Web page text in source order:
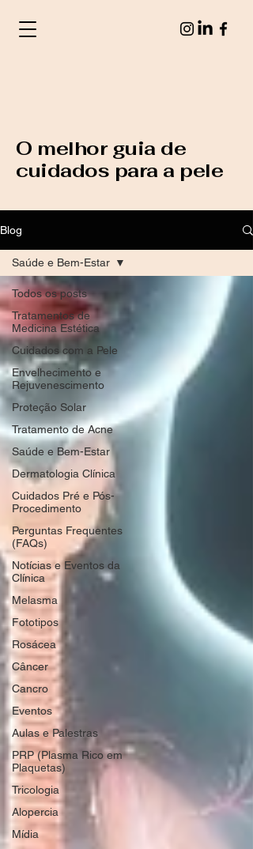
O melhor guia de
cuidados para a pele
Blog
Todos os posts
Tratamentos de
Medicina Estética
Cuidados com a Pele
Envelhecimento e
Rejuvenescimento
Proteção Solar
Tratamento de Acne
Saúde e Bem-Estar
Dermatologia Clínica
Cuidados Pré e Pós-
Procedimento
Perguntas Frequentes
(FAQs)
Notícias e Eventos da
Clínica
Melasma
Fototipos
Rosácea
Câncer
Cancro
Eventos
Aulas e Palestras
PRP (Plasma Rico em
Plaquetas)
Tricologia
Alopercia
Mídia
Saúde e Bem-Estar